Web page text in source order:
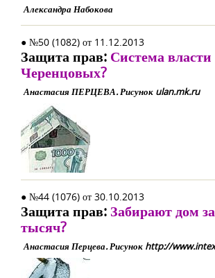
Александра Набокова
● №50 (1082) от 11.12.2013
Защита прав: Система власти
Черенцовых?
Анастасия ПЕРЦЕВА. Рисунок ulan.mk.ru
● №44 (1076) от 30.10.2013
Защита прав: Забирают дом
тысяч?
Анастасия Перцева. Рисунок http://